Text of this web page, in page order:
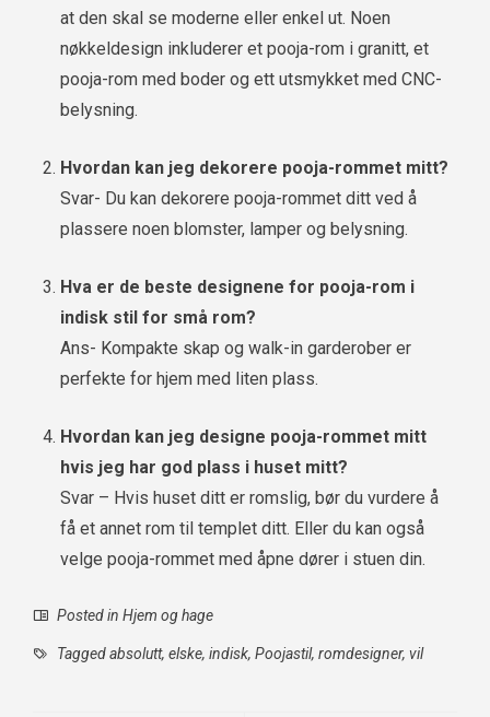
at den skal se moderne eller enkel ut. Noen
nøkkeldesign inkluderer et pooja-rom i granitt, et
pooja-rom med boder og ett utsmykket med CNC-
belysning.
Hvordan kan jeg dekorere pooja-rommet mitt?
Svar- Du kan dekorere pooja-rommet ditt ved å
plassere noen blomster, lamper og belysning.
Hva er de beste designene for pooja-rom i
indisk stil for små rom?
Ans- Kompakte skap og walk-in garderober er
perfekte for hjem med liten plass.
Hvordan kan jeg designe pooja-rommet mitt
hvis jeg har god plass i huset mitt?
Svar – Hvis huset ditt er romslig, bør du vurdere å
få et annet rom til templet ditt. Eller du kan også
velge pooja-rommet med åpne dører i stuen din.
Posted in Hjem og hage
Taggedabsolutt, elske, indisk, Poojastil, romdesigner, vil